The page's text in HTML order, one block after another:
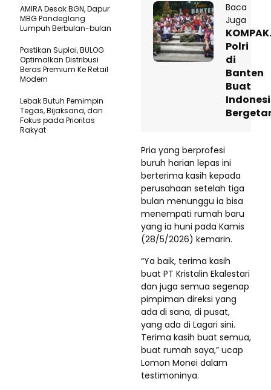
Baca
Juga
Polri
di
Banten
Buat
Pria yang berprofesi
buruh harian lepas ini
berterima kasih kepada
perusahaan setelah tiga
bulan menunggu ia bisa
menempati rumah baru
yang ia huni pada Kamis
(28/5/2026) kemarin.
“Ya baik, terima kasih
buat PT Kristalin Ekalestari
dan juga semua segenap
pimpiman direksi yang
ada di sana, di pusat,
yang ada di Lagari sini.
Terima kasih buat semua,
buat rumah saya,” ucap
Lomon Monei dalam
testimoninya.
AMIRA Desak BGN, Dapur
MBG Pandeglang
Lumpuh Berbulan-bulan
Pastikan SupIai, BULOG
Optimalkan Distribusi
Beras Premium Ke Retail
Modern
Lebak Butuh Pemimpin
Tegas, Bijaksana, dan
Fokus pada Prioritas
Rakyat